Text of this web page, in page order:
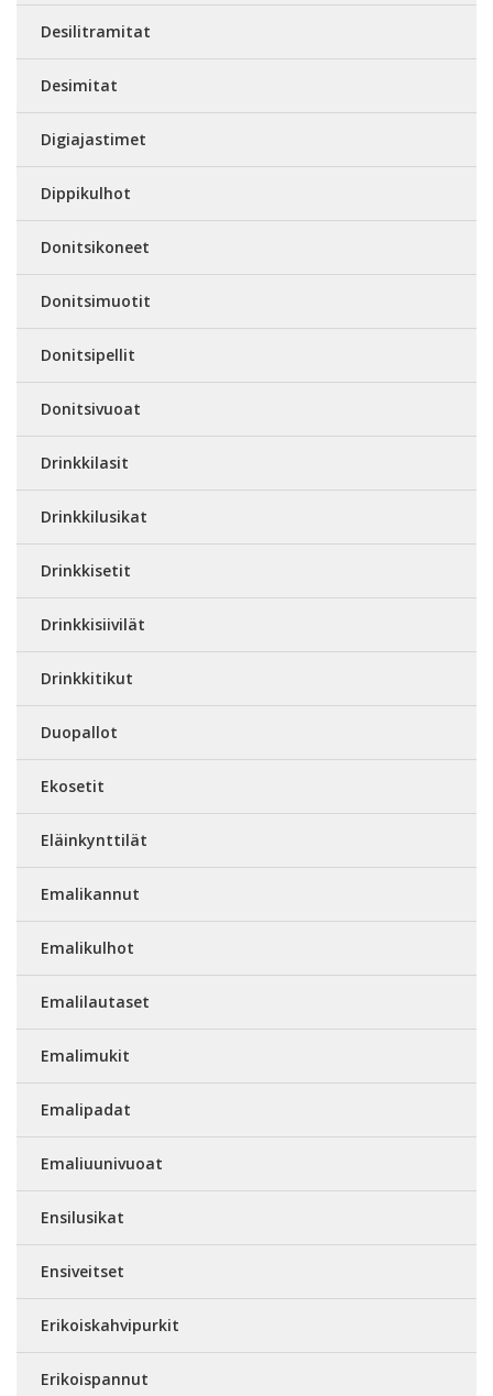
Desilitramitat
Desimitat
Digiajastimet
Dippikulhot
Donitsikoneet
Donitsimuotit
Donitsipellit
Donitsivuoat
Drinkkilasit
Drinkkilusikat
Drinkkisetit
Drinkkisiivilät
Drinkkitikut
Duopallot
Ekosetit
Eläinkynttilät
Emalikannut
Emalikulhot
Emalilautaset
Emalimukit
Emalipadat
Emaliuunivuoat
Ensilusikat
Ensiveitset
Erikoiskahvipurkit
Erikoispannut